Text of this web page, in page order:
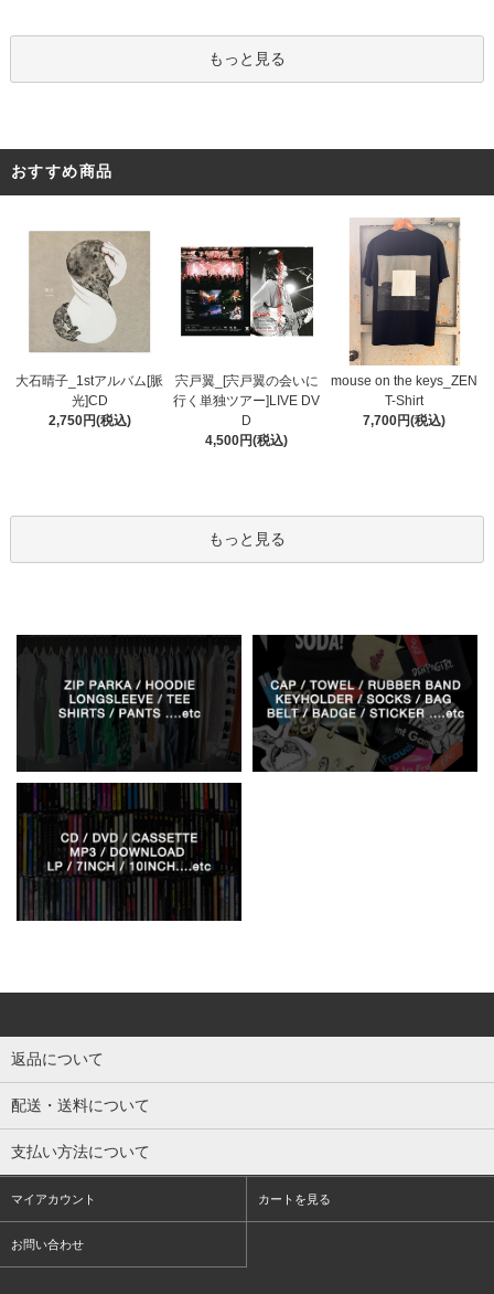
もっと見る
おすすめ商品
大石晴子_1stアルバム[脈
光]CD
2,750円(税込)
宍戸翼_[宍戸翼の会いに
行く単独ツアー]LIVE DV
D
4,500円(税込)
mouse on the keys_ZEN
T-Shirt
7,700円(税込)
もっと見る
返品について
配送・送料について
支払い方法について
マイアカウント カートを見る
お問い合わせ